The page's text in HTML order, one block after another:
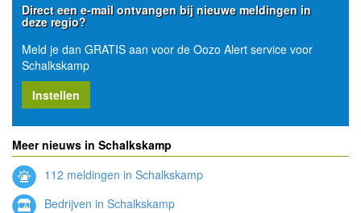
Direct een e-mail ontvangen bij nieuwe meldingen in
deze regio?
Meld je dan GRATIS aan voor de Oozo Alert service voor
Schalkskamp
Instellen
Meer nieuws in Schalkskamp
112 meldingen in Schalkskamp
Bedrijven in Schalkskamp